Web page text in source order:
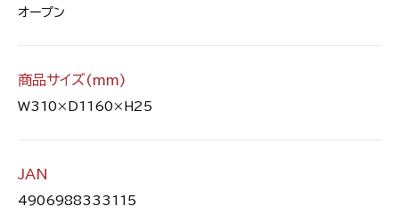
オープン
商品サイズ(mm)
W310×D1160×H25
JAN
4906988333115